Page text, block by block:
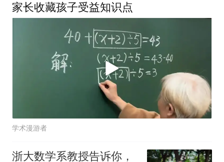
家长收藏孩子受益知识点
学术漫游者
浙大数学系教授告诉你，